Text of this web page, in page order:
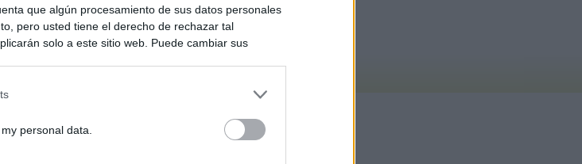
que algún procesamiento de sus datos personales
pero usted tiene el derecho de rechazar tal
solo a este sitio web. Puede cambiar sus
personal data.